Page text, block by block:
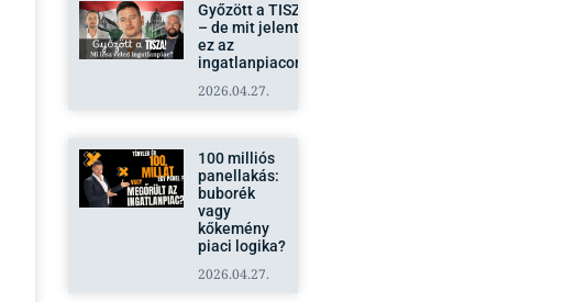
Győzött a TISZA
– de mit jelent
ez az
ingatlanpiacon?
2026.04.27.
100 milliós
panellakás:
buborék
vagy
kőkemény
piaci logika?
2026.04.27.